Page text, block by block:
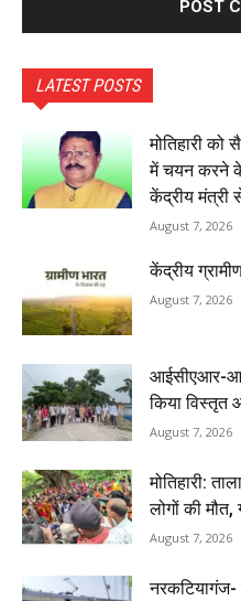
LATEST POSTS
मोतिहारी
में चयन करने के
केंद्रीय मंत्री
August 7, 2026
केंद्रीय
August 7, 2026
आईसीएआर-
किया विस्तृत
August 7, 2026
मोतिहारी:
लोगों की मौत,
August 7, 2026
नरकटियागंज-